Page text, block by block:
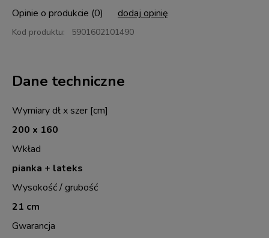
Kod produktu: 5901602101490
Opinie o produkcie (0) dodaj opinię
Dane techniczne
Wymiary dł x szer [cm]
200 x 160
Wkład
pianka + lateks
Wysokość / grubość
21 cm
Gwarancja